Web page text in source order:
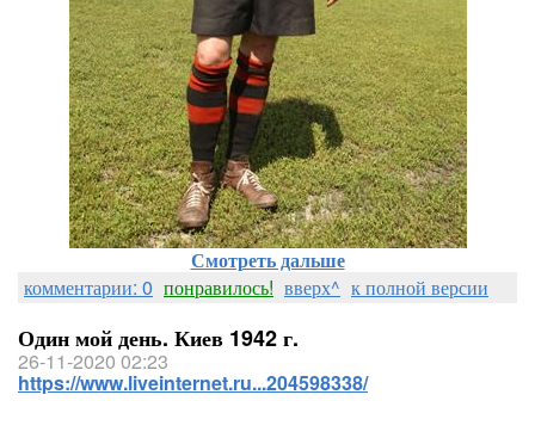
Смотреть дальше
комментарии: 0 понравилось! вверх^ к полной версии
Один мой день. Киев 1942 г.
26-11-2020 02:23
https://www.liveinternet.ru...204598338/